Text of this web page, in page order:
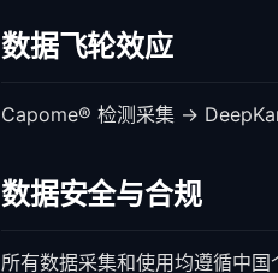
数据飞轮效应
Capome® 检测采集 →
数据安全与合规
所有数据采集和使用均遵循中国